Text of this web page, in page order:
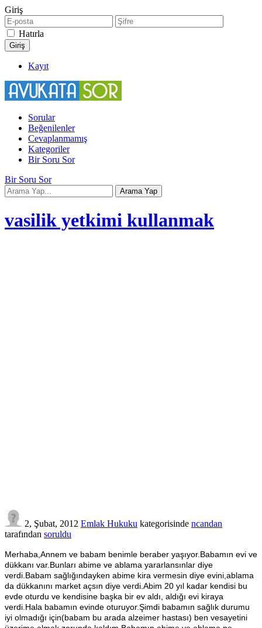
Giriş
Hatırla
Kayıt
Sorular
Beğenilenler
Cevaplanmamış
Kategoriler
Bir Soru Sor
Bir Soru Sor
vasilik yetkimi kullanmak
2, Şubat, 2012 Emlak Hukuku kategorisinde ncandan
tarafından soruldu
Merhaba,Annem ve babam benimle beraber yaşıyor.Babamın evi ve
dükkanı var.Bunları abime ve ablama yararlansınlar diye
verdi.Babam sağlığındayken abime kira vermesin diye evini,ablama
da dükkanını market açsın diye verdi.Abim 20 yıl kadar kendisi bu
evde oturdu ve kendisine başka bir ev aldı, aldığı evi kiraya
verdi.Hala babamın evinde oturuyor.Şimdi babamın sağlık durumu
iyi olmadığı için(babam bu arada alzeimer hastası) ben vesayetini